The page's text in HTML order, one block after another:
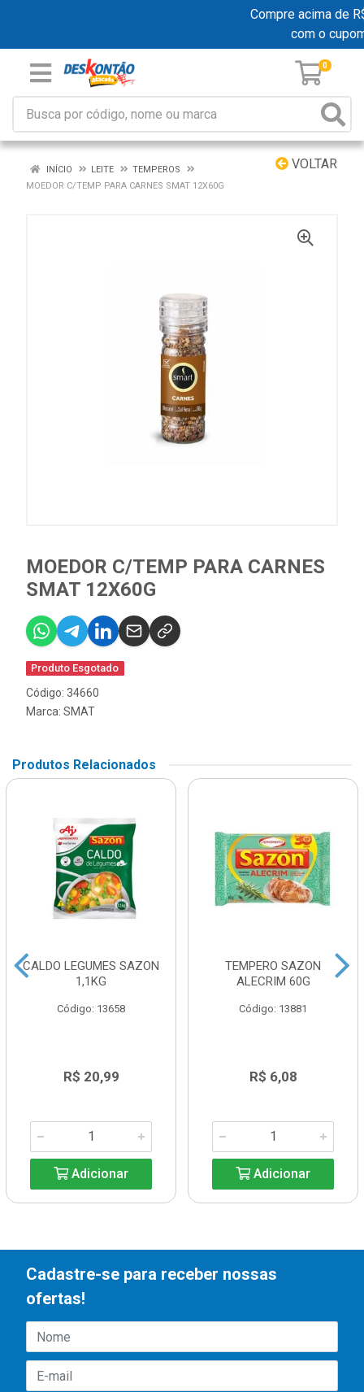
Compre acima de
com o
0
VOLTAR
INÍCIO LEITE
TEMPEROS
MOEDOR C/TEMP PARA CARNES SMAT 12X60G
MOEDOR C/TEMP PARA CARNES
SMAT 12X60G
Produto Esgotado
Código: 34660
Marca: SMAT
Produtos Relacionados
CALDO LEGUMES SAZON
1,1KG
Código: 13658
R$ 20,99
Adicionar
TEMPERO SAZON
ALECRIM 60G
Código: 13881
R$ 6,08
Adicionar
Cadastre-se para receber nossas
ofertas!